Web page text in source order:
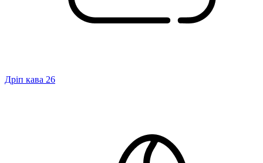
Дріп кава 26